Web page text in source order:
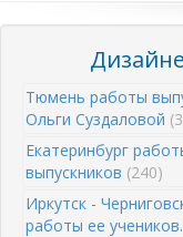
Тюмень работы
Ольги Суздаловой
Екатеринбург
выпускников (240)
Иркутск -
работы ее учеников.